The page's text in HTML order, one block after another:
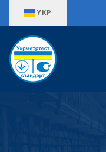
УКР